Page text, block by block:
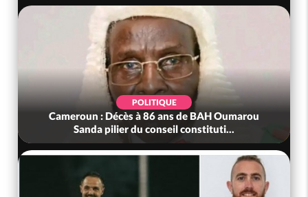
POLITIQUE
Cameroun : Décès à 86 ans de BAH Oumarou
Sanda pilier du conseil constituti...